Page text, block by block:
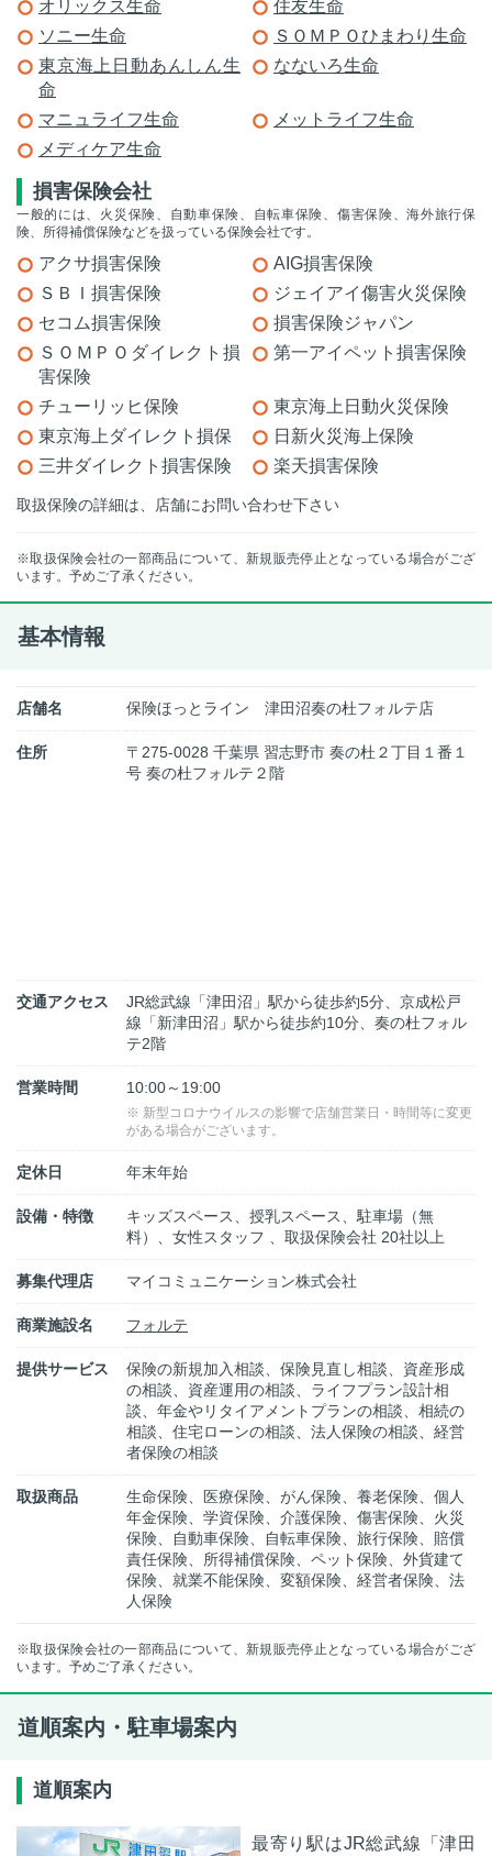
オリックス生命
住友生命
ソニー生命
ＳＯＭＰＯひまわり生命
東京海上日動あんしん生
命
なないろ生命
マニュライフ生命
メットライフ生命
メディケア生命
損害保険会社
一般的には、火災保険、自動車保険、自転車保険、傷害保険、海外旅行保
険、所得補償保険などを扱っている保険会社です。
アクサ損害保険
AIG損害保険
ＳＢＩ損害保険
ジェイアイ傷害火災保険
セコム損害保険
損害保険ジャパン
ＳＯＭＰＯダイレクト損
害保険
第一アイペット損害保険
チューリッヒ保険
東京海上日動火災保険
東京海上ダイレクト損保
日新火災海上保険
三井ダイレクト損害保険
楽天損害保険
取扱保険の詳細は、店舗にお問い合わせ下さい
※取扱保険会社の一部商品について、新規販売停止となっている場合がござ
います。予めご了承ください。
基本情報
店舗名 保険ほっとライン 津田沼奏の杜フォルテ店
住所
〒275-0028 千葉県 習志野市 奏の杜２丁目１番１
号 奏の杜フォルテ２階
交通アクセス
JR総武線「津田沼」駅から徒歩約5分、京成松戸
線「新津田沼」駅から徒歩約10分、奏の杜フォル
テ2階
営業時間 10:00～19:00
※ 新型コロナウイルスの影響で店舗営業日・時間等に変更
がある場合がございます。
定休日 年末年始
設備・特徴
キッズスペース、授乳スペース、駐車場（無
料）、女性スタッフ 、取扱保険会社 20社以上
募集代理店 マイコミュニケーション株式会社
商業施設名 フォルテ
提供サービス
保険の新規加入相談、保険見直し相談、資産形成
の相談、資産運用の相談、ライフプラン設計相
談、年金やリタイアメントプランの相談、相続の
相談、住宅ローンの相談、法人保険の相談、経営
者保険の相談
取扱商品
生命保険、医療保険、がん保険、養老保険、個人
年金保険、学資保険、介護保険、傷害保険、火災
保険、自動車保険、自転車保険、旅行保険、賠償
責任保険、所得補償保険、ペット保険、外貨建て
保険、就業不能保険、変額保険、経営者保険、法
人保険
※取扱保険会社の一部商品について、新規販売停止となっている場合がござ
います。予めご了承ください。
道順案内・駐車場案内
道順案内
最寄り駅はJR総武線「津田